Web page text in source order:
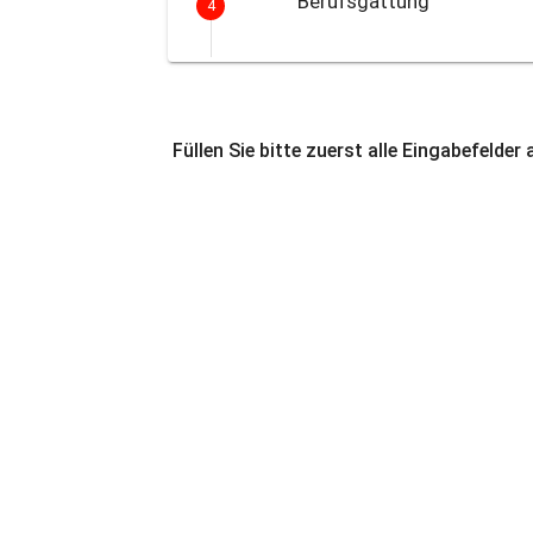
4
Füllen Sie bitte zuerst alle Eingabefelder